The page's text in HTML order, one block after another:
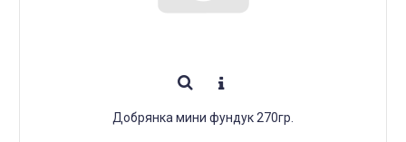
Добрянка мини фундук 270гр.